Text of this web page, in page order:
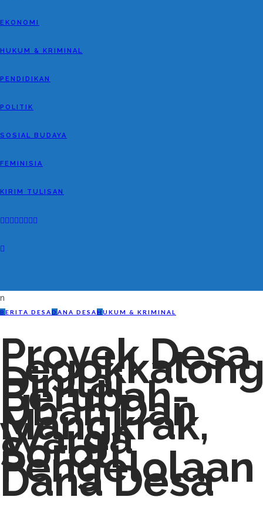
EKONOMI
HUKUM & KRIMINAL
PENDIDIKAN
POLITIK
SOSIAL BUDAYA
FEMINISIA
KIRIM TULISAN
n
B ERITA DESAD ANA DESAH UKUM & KRIMINAL
Proyek Desa
Dinilai
Berubah-
Ubah Dan
Mangkrak,
Warga
Soroti
Pengelolaan
Dana Desa